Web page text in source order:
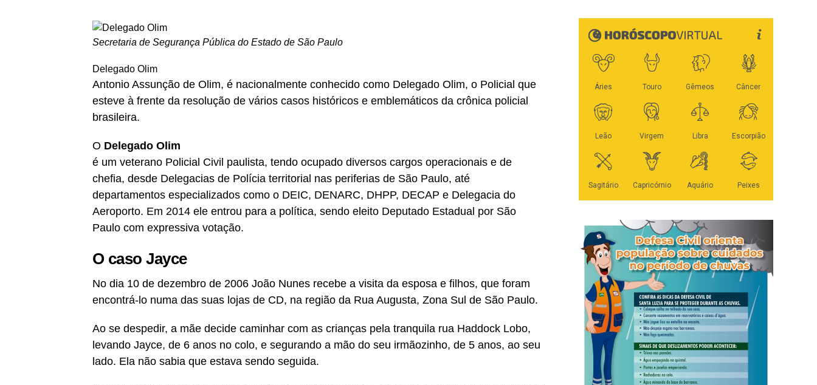
Secretaria de Segurança Pública do Estado de São Paulo
Delegado Olim
Antonio Assunção de Olim, é nacionalmente conhecido como Delegado Olim, o Policial que
esteve à frente da resolução de vários casos históricos e emblemáticos da crônica policial
brasileira.
O Delegado Olim
é um veterano Policial Civil paulista, tendo ocupado diversos cargos operacionais e de
chefia, desde Delegacias de Polícia territorial nas periferias de São Paulo, até
departamentos especializados como o DEIC, DENARC, DHPP, DECAP e Delegacia do
Aeroporto. Em 2014 ele entrou para a política, sendo eleito Deputado Estadual por São
Paulo com expressiva votação.
O caso Jayce
No dia 10 de dezembro de 2006 João Nunes recebe a visita da esposa e filhos, que foram
encontrá-lo numa das suas lojas de CD, na região da Rua Augusta, Zona Sul de São Paulo.
Ao se despedir, a mãe decide caminhar com as crianças pela tranquila rua Haddock Lobo,
levando Jayce, de 6 anos no colo, e segurando a mão do seu irmãozinho, de 5 anos, ao seu
lado. Ela não sabia que estava sendo seguida.